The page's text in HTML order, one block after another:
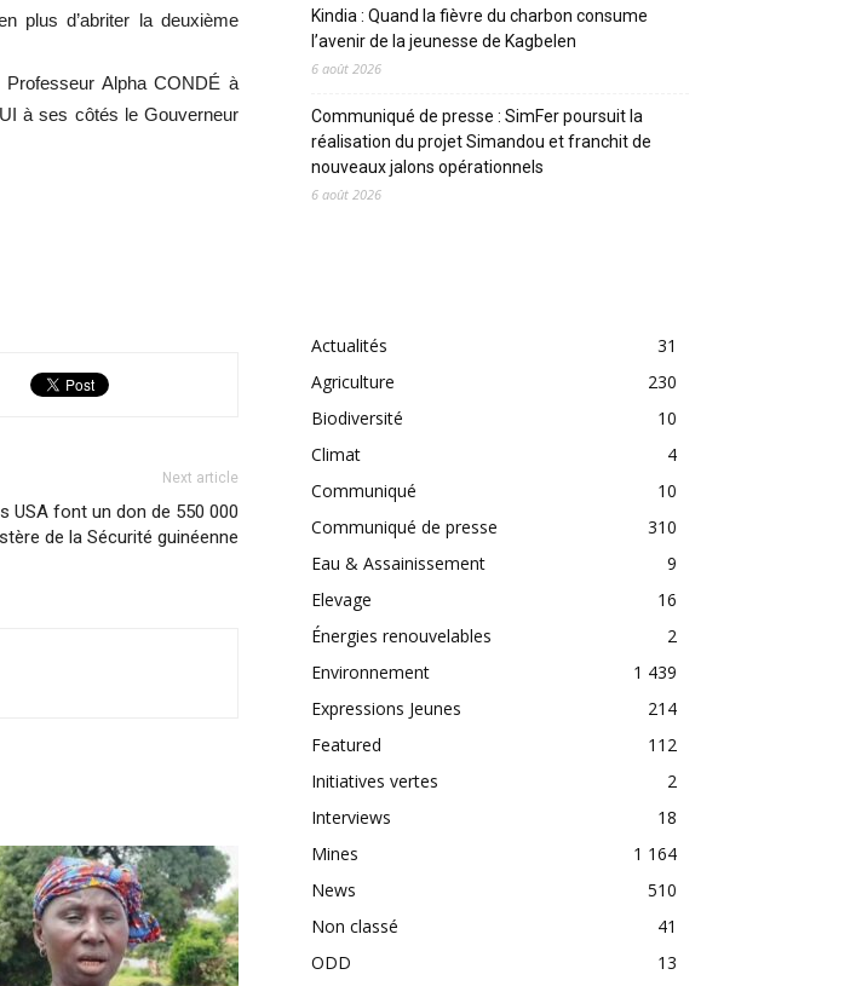
plus d’abriter la deuxième
Alpha CONDÉ à
à ses côtés le Gouverneur
Next article
USA font un don de 550 000
de la Sécurité guinéenne
Kindia : Quand la fièvre du charbon consume
l’avenir de la jeunesse de Kagbelen
6 août 2026
Communiqué de presse : SimFer poursuit la
réalisation du projet Simandou et franchit de
nouveaux jalons opérationnels
6 août 2026
Actualités
31
Agriculture
230
Biodiversité
10
Climat
4
Communiqué
10
Communiqué de presse
310
Eau & Assainissement
9
Elevage
16
Énergies renouvelables
2
Environnement
1 439
Expressions Jeunes
214
Featured
112
Initiatives vertes
2
Interviews
18
Mines
1 164
News
510
Non classé
41
ODD
13